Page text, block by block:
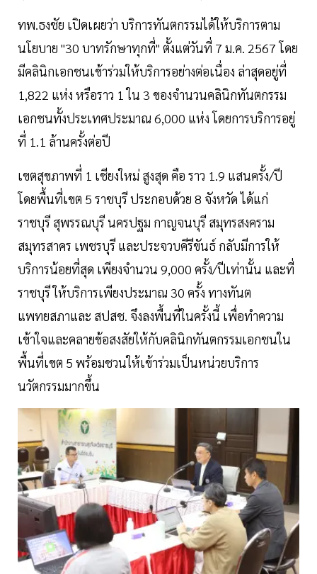
ทพ.ธงชัย เปิดเผยว่า บริการทันตกรรมได้ให้บริการตาม
นโยบาย "30 บาทรักษาทุกที่" ตั้งแต่วันที่ 7 ม.ค. 2567 โดย
มีคลินิกเอกชนเข้าร่วมให้บริการอย่างต่อเนื่อง ล่าสุดอยู่ที่
1,822 แห่ง หรือราว 1 ใน 3 ของจำนวนคลินิกทันตกรรม
เอกชนทั้งประเทศประมาณ 6,000 แห่ง โดยการบริการอยู่
ที่ 1.1 ล้านครั้งต่อปี
เขตสุขภาพที่ 1 เชียงใหม่ สูงสุด คือ ราว 1.9 แสนครั้ง/ปี
โดยพื้นที่เขต 5 ราชบุรี ประกอบด้วย 8 จังหวัด ได้แก่
ราชบุรี สุพรรณบุรี นครปฐม กาญจนบุรี สมุทรสงคราม
สมุทรสาคร เพชรบุรี และประจวบคีรีขันธ์ กลับมีการให้
บริการน้อยที่สุด เพียงจำนวน 9,000 ครั้ง/ปีเท่านั้น และที่
ราชบุรี ให้บริการเพียงประมาณ 30 ครั้ง ทางทันต
แพทยสภาและ สปสช. จึงลงพื้นที่ในครั้งนี้ เพื่อทำความ
เข้าใจและคลายข้อสงสัยให้กับคลินิกทันตกรรมเอกชนใน
พื้นที่เขต 5 พร้อมชวนให้เข้าร่วมเป็นหน่วยบริการ
นวัตกรรมมากขึ้น